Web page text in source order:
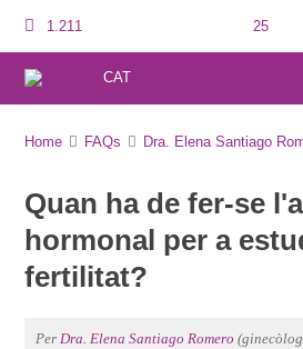
1.211 25
CAT
Home FAQs Dra. Elena Santiago
Quan ha de fer-se
hormonal per a
fertilitat?
PerDra. Elena Santiago Romero